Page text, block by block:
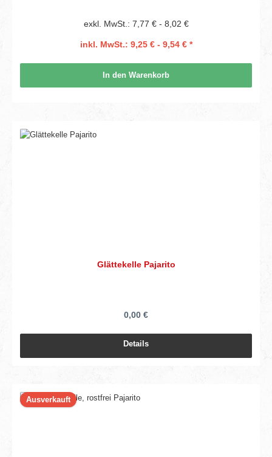
exkl. MwSt.: 7,77 € - 8,02 €
inkl. MwSt.: 9,25 € - 9,54 € *
In den Warenkorb
Glättekelle Pajarito
0,00 €
Details
Ausverkauft